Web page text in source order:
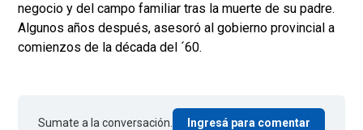
negocio y del campo familiar tras la muerte de su padre.
Algunos años después, asesoró al gobierno provincial a
comienzos de la década del ´60.
Sumate a la conversación. Ingresá para comentar